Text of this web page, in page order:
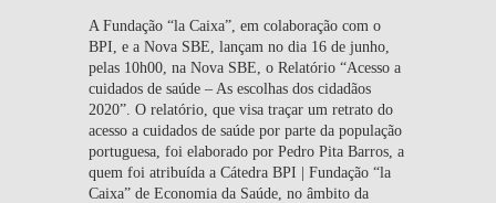
A Fundação “la Caixa”, em colaboração com o
BPI, e a Nova SBE, lançam no dia 16 de junho,
pelas 10h00, na Nova SBE, o Relatório “Acesso a
cuidados de saúde – As escolhas dos cidadãos
2020”. O relatório, que visa traçar um retrato do
acesso a cuidados de saúde por parte da população
portuguesa, foi elaborado por Pedro Pita Barros, a
quem foi atribuída a Cátedra BPI | Fundação “la
Caixa” de Economia da Saúde, no âmbito da